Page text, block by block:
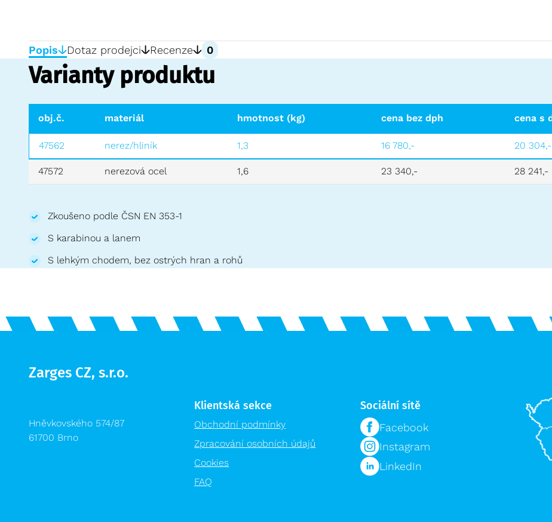
Popis Dotaz prodejci Recenze 0
Varianty produktu
obj.č. materiál hmotnost (kg) cena bez dph cena s
47562 nerez/hliník 1,3 16 780,- 20 304,-
47572 nerezová ocel 1,6 23 340,- 28 241,-
Zkoušeno podle ČSN EN 353-1
S karabinou a lanem
S lehkým chodem, bez ostrých hran a rohů
Zarges CZ, s.r.o.
Hněvkovského 574/87
61700 Brno
Klientská sekce
Obchodní podmínky
Zpracování osobních údajů
Cookies
FAQ
Sociální sítě
Facebook
Instagram
LinkedIn